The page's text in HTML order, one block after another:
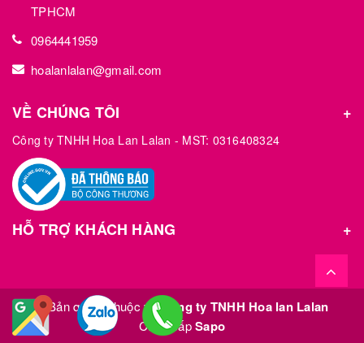
TPHCM
0964441959
hoalanlalan@gmail.com
VỀ CHÚNG TÔI
Công ty TNHH Hoa Lan Lalan - MST: 0316408324
HỖ TRỢ KHÁCH HÀNG
© Bản quyền thuộc vềCông ty TNHH Hoa lan Lalan
Cung cấpSapo